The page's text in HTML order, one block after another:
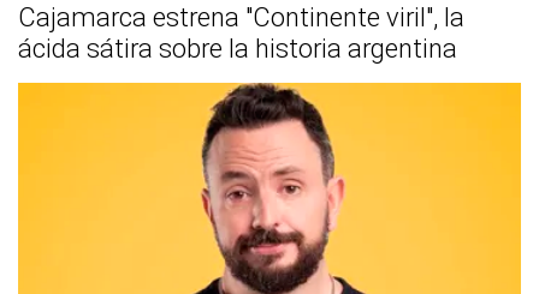
Cajamarca estrena "Continente viril", la
ácida sátira sobre la historia argentina